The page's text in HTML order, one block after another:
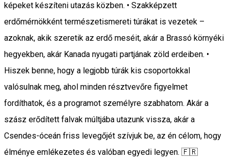
képeket készíteni utazás közben. • Szakképzett
erdőmérnökként természetismereti túrákat is vezetek –
azoknak, akik szeretik az erdő meséit, akár a Brassó környéki
hegyekben, akár Kanada nyugati partjának zöld erdeiben. •
Hiszek benne, hogy a legjobb túrák kis csoportokkal
valósulnak meg, ahol minden résztvevőre figyelmet
fordíthatok, és a programot személyre szabhatom. Akár a
szász erődített falvak múltjába utazunk vissza, akár a
Csendes-óceán friss levegőjét szívjuk be, az én célom, hogy
élménye emlékezetes és valóban egyedi legyen. 🇫🇷